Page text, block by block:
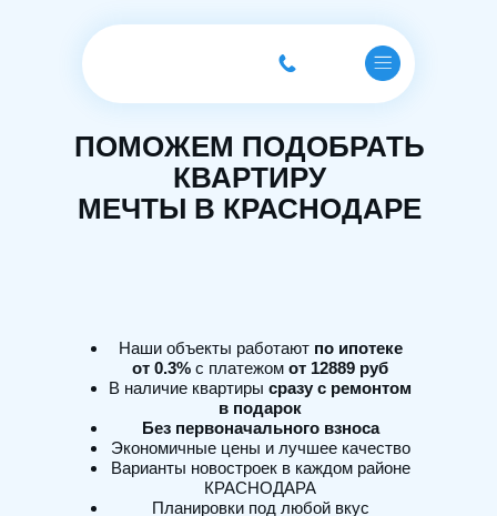
Наши объекты работают по ипотеке
от 0.3% с платежом от 12889 руб
В наличие квартиры сразу с ремонтом
в подарок
Без первоначального взноса
Экономичные цены и лучшее качество
Варианты новостроек в каждом районе
КРАСНОДАРА
Планировки под любой вкус
ПОМОЖЕМ ПОДОБРАТЬ
КВАРТИРУ
МЕЧТЫ В КРАСНОДАРЕ